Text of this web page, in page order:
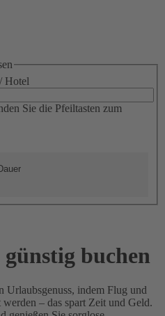
Hotel
Sie die Pfeiltasten zum
günstig buchen
Urlaubsgenuss, indem Flug und
– das spart Zeit und Geld.